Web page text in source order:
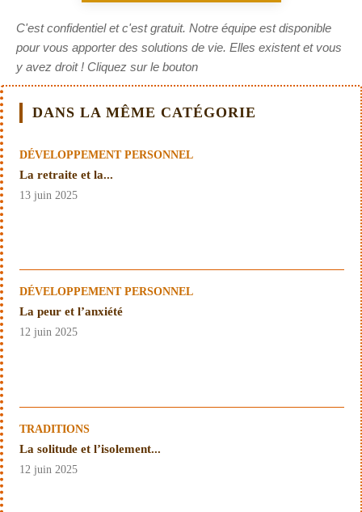
C'est confidentiel et c'est gratuit. Notre équipe est disponible
pour vous apporter des solutions de vie. Elles existent et vous
y avez droit ! Cliquez sur le bouton
DANS LA MÊME CATÉGORIE
DÉVELOPPEMENT PERSONNEL
La retraite et la...
13 juin 2025
DÉVELOPPEMENT PERSONNEL
La peur et l’anxiété
12 juin 2025
TRADITIONS
La solitude et l’isolement...
12 juin 2025